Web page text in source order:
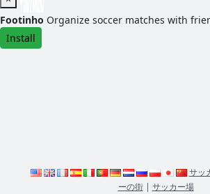
Footinho Organize soccer matches with
Install
サッ
ーの街| サッカー場